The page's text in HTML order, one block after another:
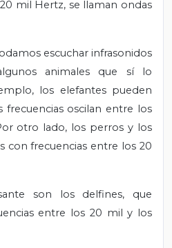
mil Hertz, se llaman ondas
escuchar infrasonidos
animales que sí lo
los elefantes pueden
frecuencias oscilan entre los
otro lado, los perros y los
con frecuencias entre los 20
son los delfines, que
entre los 20 mil y los